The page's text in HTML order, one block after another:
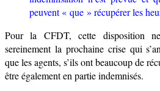
peuvent « que » récupérer les
Pour la CFDT, cette disposition
sereinement la prochaine crise qui
que les agents, s’ils ont beaucoup de
être également en partie indemnisés.